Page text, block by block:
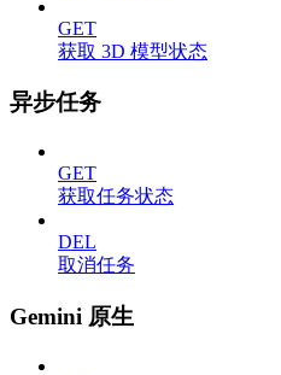
GET
获取 3D 模型状态
异步任务
GET
获取任务状态
DEL
取消任务
Gemini 原生